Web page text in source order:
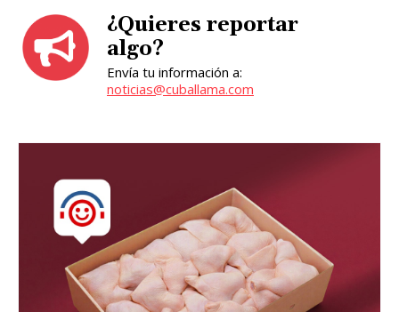
¿Quieres reportar
algo?
Envía tu información a:
noticias@cuballama.com